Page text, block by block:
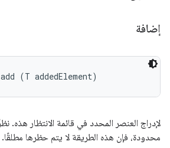
إضافة
(T addedElement)
لإدراج العنصر المحدد في قائمة الانتظار هذه.
محدودة، فإن هذه الطريقة لا يتم حظرها مطلقًا.